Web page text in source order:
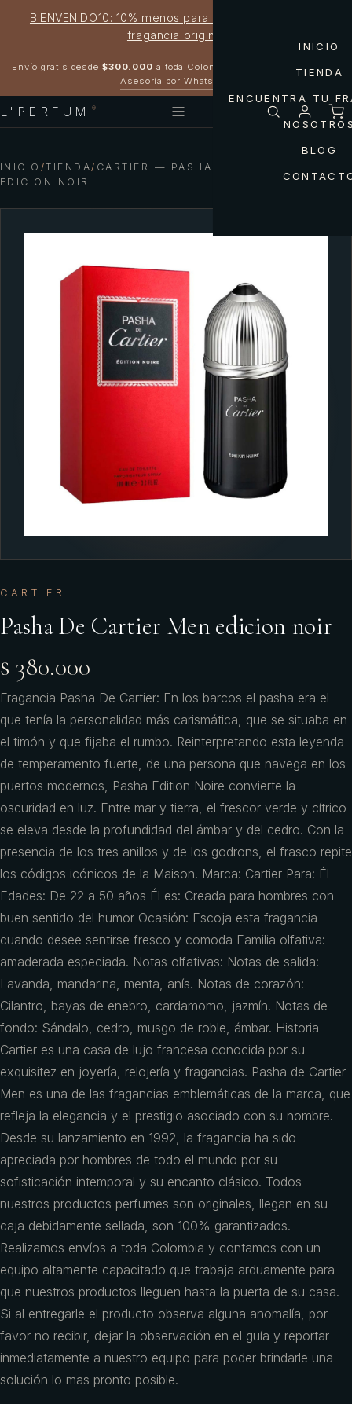
BIENVENIDO10: 10% menos para estrenar tu próxima
fragancia original
Envío gratis desde $300.000 a toda Colombia
Asesoría por WhatsApp
L'PERFUM ®
INICIO
TIENDA
ENCUENTRA TU
BLOG
INICIO /TIENDA/ CARTIER — PASHA DE CARTIER MEN
EDICION NOIR
CARTIER
Pasha De Cartier Men edicion noir
$ 380.000
Fragancia Pasha De Cartier: En los barcos el pasha era el
que tenía la personalidad más carismática, que se situaba en
el timón y que fijaba el rumbo. Reinterpretando esta leyenda
de temperamento fuerte, de una persona que navega en los
puertos modernos, Pasha Edition Noire convierte la
oscuridad en luz. Entre mar y tierra, el frescor verde y cítrico
se eleva desde la profundidad del ámbar y del cedro. Con la
presencia de los tres anillos y de los godrons, el frasco repite
los códigos icónicos de la Maison. Marca: Cartier Para: Él
Edades: De 22 a 50 años Él es: Creada para hombres con
buen sentido del humor Ocasión: Escoja esta fragancia
cuando desee sentirse fresco y comoda Familia olfativa:
amaderada especiada. Notas olfativas: Notas de salida:
Lavanda, mandarina, menta, anís. Notas de corazón:
Cilantro, bayas de enebro, cardamomo, jazmín. Notas de
fondo: Sándalo, cedro, musgo de roble, ámbar. Historia
Cartier es una casa de lujo francesa conocida por su
exquisitez en joyería, relojería y fragancias. Pasha de Cartier
Men es una de las fragancias emblemáticas de la marca, que
refleja la elegancia y el prestigio asociado con su nombre.
Desde su lanzamiento en 1992, la fragancia ha sido
apreciada por hombres de todo el mundo por su
sofisticación intemporal y su encanto clásico. Todos
nuestros productos perfumes son originales, llegan en su
caja debidamente sellada, son 100% garantizados.
Realizamos envíos a toda Colombia y contamos con un
equipo altamente capacitado que trabaja arduamente para
que nuestros productos lleguen hasta la puerta de su casa.
Si al entregarle el producto observa alguna anomalía, por
favor no recibir, dejar la observación en el guía y reportar
inmediatamente a nuestro equipo para poder brindarle una
solución lo mas pronto posible.